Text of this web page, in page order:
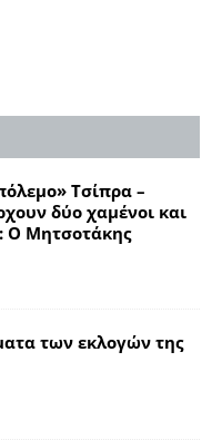
Τσίπρα –
δύο χαμένοι και
Ο Μητσοτάκης
των εκλογών της